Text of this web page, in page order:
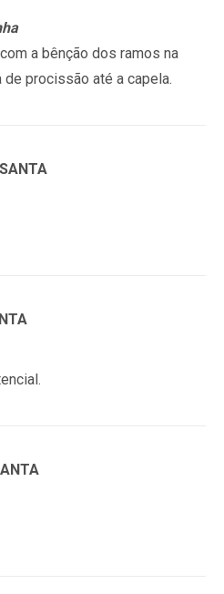
a bênção dos ramos na
de procissão até a capela.